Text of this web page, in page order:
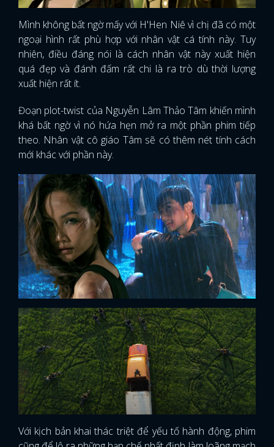
Mình không bất ngờ mấy với H'Hen Niê vì chị đã có một
ngoại hình rất phù hợp với nhân vật cá tính này. Tuy
nhiên, điều đáng nói là cách nhân vật này xuất hiện
quá đẹp và đánh đấm rất chi là ra trò dù thời lượng
xuất hiện rất ít.
Đoạn plot-twist của Nguyễn Lâm Thảo Tâm khiến mình
khá bất ngờ vì nó hứa hẹn mở ra một phần phim tiếp
theo. Nhân vật cô giáo Tâm sẽ có thêm nét tính cách
mới khác với phần này.
Với kịch bản khai thác triệt để yếu tố hành động, phim